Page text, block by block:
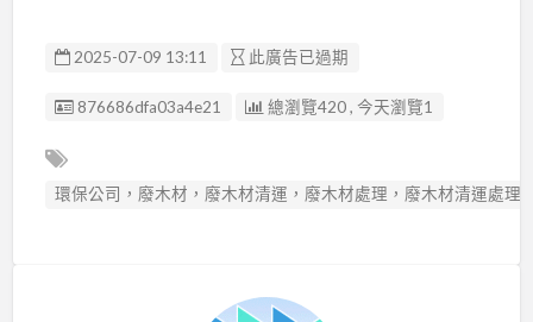
2025-07-09 13:11 此廣告已過期
廣告编號
876686dfa03a4e21 總瀏覽420 , 今天瀏覽1
環保公司，廢木材，廢木材清運，廢木材處理，廢木材清運處